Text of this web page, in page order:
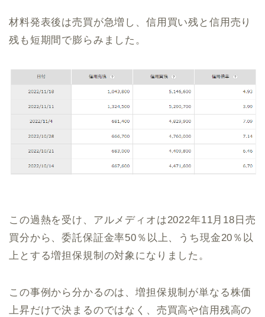
材料発表後は売買が急増し、信用買い残と信用売り
残も短期間で膨らみました。
この過熱を受け、アルメディオは2022年11月18日売
買分から、委託保証金率50％以上、うち現金20％以
上とする増担保規制の対象になりました。
この事例から分かるのは、増担保規制が単なる株価
上昇だけで決まるのではなく、売買高や信用残高の